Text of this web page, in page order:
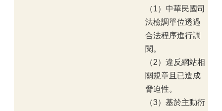
（1）中華民國司
法檢調單位透過
合法程序進行調
閱。
（2）違反網站相
關規章且已造成
脅迫性。
（3）基於主動衍